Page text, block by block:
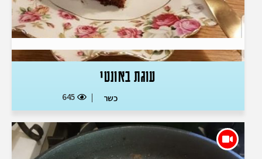
עוגת באונטי
כשר 645